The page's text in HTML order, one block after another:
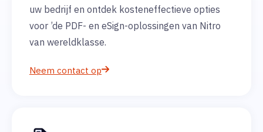
uw bedrijf en ontdek kosteneffectieve opties
voor ’de PDF- en eSign-oplossingen van Nitro
van wereldklasse.
Neem contact op